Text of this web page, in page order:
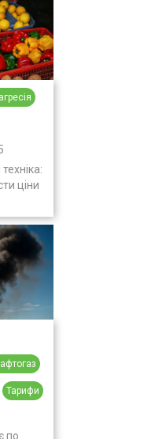
ціни
Тарифи
по